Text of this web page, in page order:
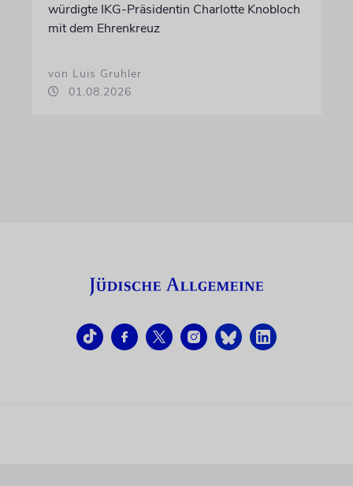
würdigte IKG-Präsidentin Charlotte Knobloch
mit dem Ehrenkreuz
von Luis Gruhler
01.08.2026